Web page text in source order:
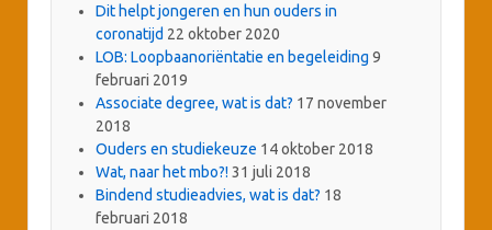
Dit helpt jongeren en hun ouders in
coronatijd 22 oktober 2020
LOB: Loopbaanoriëntatie en begeleiding 9
februari 2019
Associate degree, wat is dat? 17 november
2018
Ouders en studiekeuze 14 oktober 2018
Wat, naar het mbo?!31 juli 2018
Bindend studieadvies, wat is dat? 18
februari 2018